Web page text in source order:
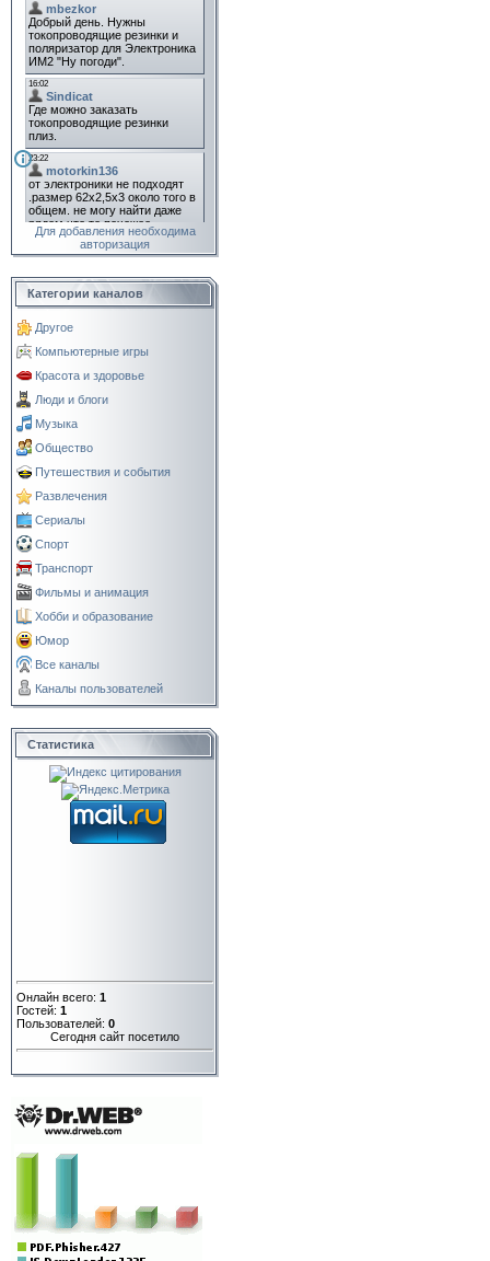
Для добавления необходима
авторизация
Категории каналов
Другое
Компьютерные игры
Красота и здоровье
Люди и блоги
Музыка
Общество
Путешествия и события
Развлечения
Сериалы
Спорт
Транспорт
Фильмы и анимация
Хобби и образование
Юмор
Все каналы
Каналы пользователей
Статистика
Онлайн всего: 1
Гостей: 1
Пользователей: 0
Сегодня сайт посетило